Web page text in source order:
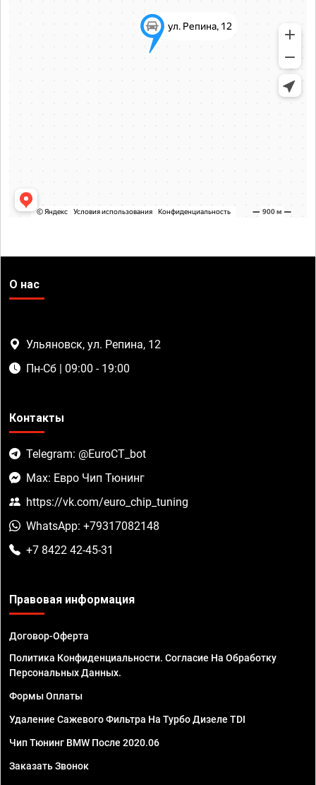
О нас
Ульяновск, ул. Репина, 12
Пн-Сб | 09:00 - 19:00
Контакты
Telegram: @EuroCT_bot
Max: Евро Чип Тюнинг
https://vk.com/euro_chip_tuning
WhatsApp: +79317082148
+7 8422 42-45-31
Правовая информация
Договор-Оферта
Политика Конфиденциальности. Согласие На Обработку
Персональных Данных.
Формы Оплаты
Удаление Сажевого Фильтра На Турбо Дизеле TDI
Чип Тюнинг BMW После 2020.06
Заказать Звонок